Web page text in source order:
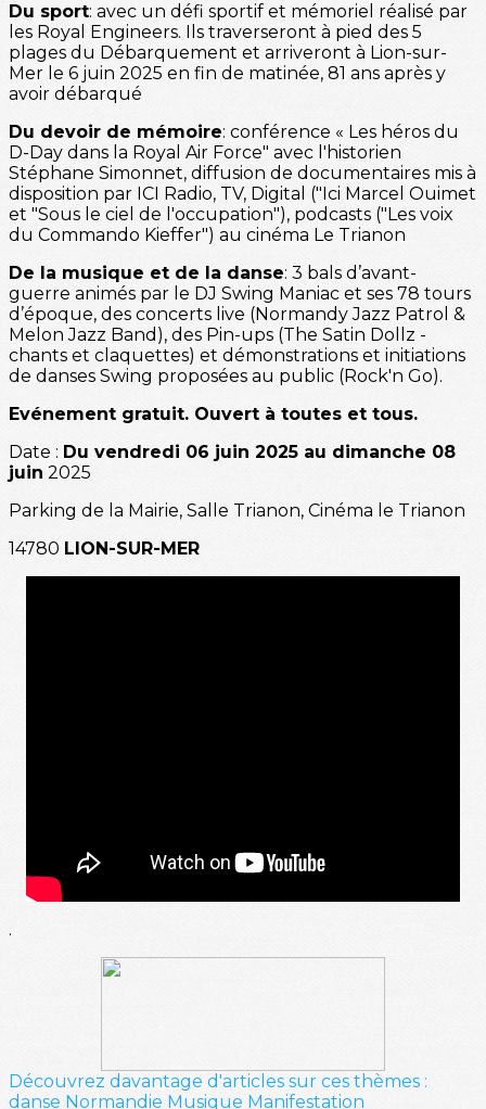
Du sport: avec un défi sportif et mémoriel réalisé par
les Royal Engineers. Ils traverseront à pied des 5
plages du Débarquement et arriveront à Lion-sur-
Mer le 6 juin 2025 en fin de matinée, 81 ans après y
avoir débarqué
Du devoir de mémoire: conférence « Les héros du
D-Day dans la Royal Air Force" avec l'historien
Stéphane Simonnet, diffusion de documentaires mis à
disposition par ICI Radio, TV, Digital ("Ici Marcel Ouimet
et "Sous le ciel de l'occupation"), podcasts ("Les voix
du Commando Kieffer") au cinéma Le Trianon
De la musique et de la danse: 3 bals d’avant-
guerre animés par le DJ Swing Maniac et ses 78 tours
d’époque, des concerts live (Normandy Jazz Patrol &
Melon Jazz Band), des Pin-ups (The Satin Dollz -
chants et claquettes) et démonstrations et initiations
de danses Swing proposées au public (Rock'n Go).
Evénement gratuit. Ouvert à toutes et tous.
Date : Du vendredi 06 juin 2025 au dimanche 08
juin 2025
Parking de la Mairie, Salle Trianon, Cinéma le Trianon
14780 LION-SUR-MER
.
Découvrez davantage d'articles sur ces thèmes :
danse Normandie Musique Manifestation